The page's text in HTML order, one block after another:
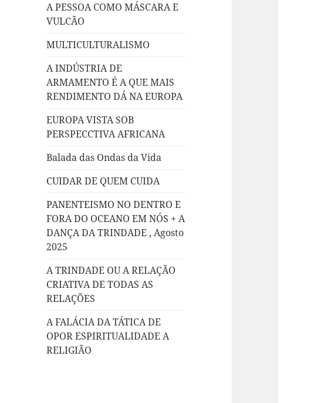
A PESSOA COMO MÁSCARA E
VULCÃO
MULTICULTURALISMO
A INDÚSTRIA DE
ARMAMENTO É A QUE MAIS
RENDIMENTO DÁ NA EUROPA
EUROPA VISTA SOB
PERSPECCTIVA AFRICANA
Balada das Ondas da Vida
CUIDAR DE QUEM CUIDA
PANENTEISMO NO DENTRO E
FORA DO OCEANO EM NÓS + A
DANÇA DA TRINDADE , Agosto
2025
A TRINDADE OU A RELAÇÃO
CRIATIVA DE TODAS AS
RELAÇÕES
A FALÁCIA DA TÁTICA DE
OPOR ESPIRITUALIDADE A
RELIGIÃO